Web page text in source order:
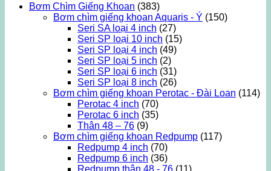
Bơm Chìm Giếng Khoan (383)
Bơm chìm giếng khoan Aquaris - Ý (150)
Seri SA loại 4 inch (27)
Seri SP loại 10 inch (15)
Seri SP loại 4 inch (49)
Seri SP loại 5 inch (2)
Seri SP loại 6 inch (31)
Seri SP loại 8 inch (26)
Bơm chìm giếng khoan Perotac - Đài Loan (114)
Perotac 4 inch (70)
Perotac 6 inch (35)
Thân 48 – 76 (9)
Bơm chìm giếng khoan Redpump (117)
Redpump 4 inch (70)
Redpump 6 inch (36)
Redpump thân 48 - 76 (11)